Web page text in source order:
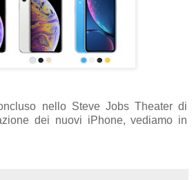
nello Steve Jobs Theater di
dei nuovi iPhone, vediamo in